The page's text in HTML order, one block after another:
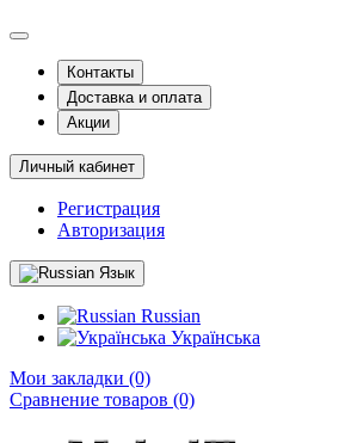
Контакты
Доставка и оплата
Акции
Личный кабинет
Регистрация
Авторизация
Язык
Russian
Українська
Мои закладки (0)
Сравнение товаров (0)